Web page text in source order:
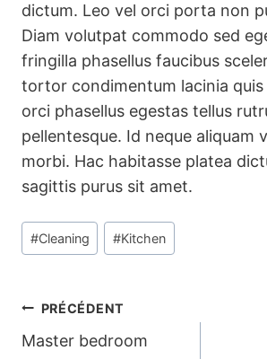
dictum. Leo vel orci porta non
Diam volutpat commodo sed
fringilla phasellus faucibus
tortor condimentum lacinia quis
orci phasellus egestas tellus
pellentesque. Id neque aliquam
morbi. Hac habitasse platea
sagittis purus sit amet.
Étiquettes
de
publication :
#Cleaning #Kitchen
Navigation
PRÉCÉDENT
Master bedroom